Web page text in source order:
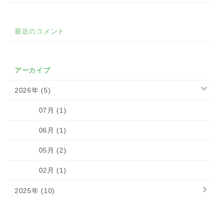
最近のコメント
アーカイブ
2026年 (5)
07月 (1)
06月 (1)
05月 (2)
02月 (1)
2025年 (10)